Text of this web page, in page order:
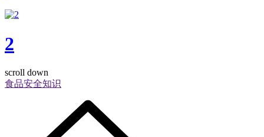
2
scroll down
食品安全知识